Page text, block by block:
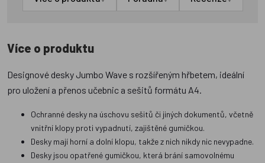
Více o produktu
Designové desky Jumbo Wave s rozšířeným hřbetem, ideální
pro uložení a přenos učebnic a sešitů formátu A4.
Ochranné desky na úschovu sešitů či jiných dokumentů, včetně
vnitřní klopy proti vypadnutí, zajištěné gumičkou.
Desky mají horní a dolní klopu, takže z nich nikdy nic nevypadne.
Desky jsou opatřené gumičkou, která brání samovolnému